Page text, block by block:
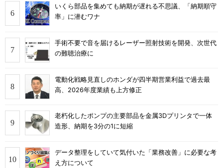
いくら部品を集めても納期が遅れる不思議、「納期順守
率」に潜むワナ
手術不要で音を届けるレーザー照射技術を開発、次世代
の難聴治療に
電動化戦略見直しのホンダが四半期営業利益で過去最
高、2026年度業績も上方修正
老朽化したポンプの主要部品を金属3Dプリンタで一体
造形、納期を3分の1に短縮
データ整理をしていて気付いた「業務改善」に必要な考
え方について